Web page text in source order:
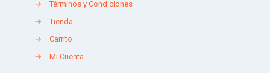
→
Términos y Condiciones
→
Tienda
→
Carrito
→
Mi Cuenta